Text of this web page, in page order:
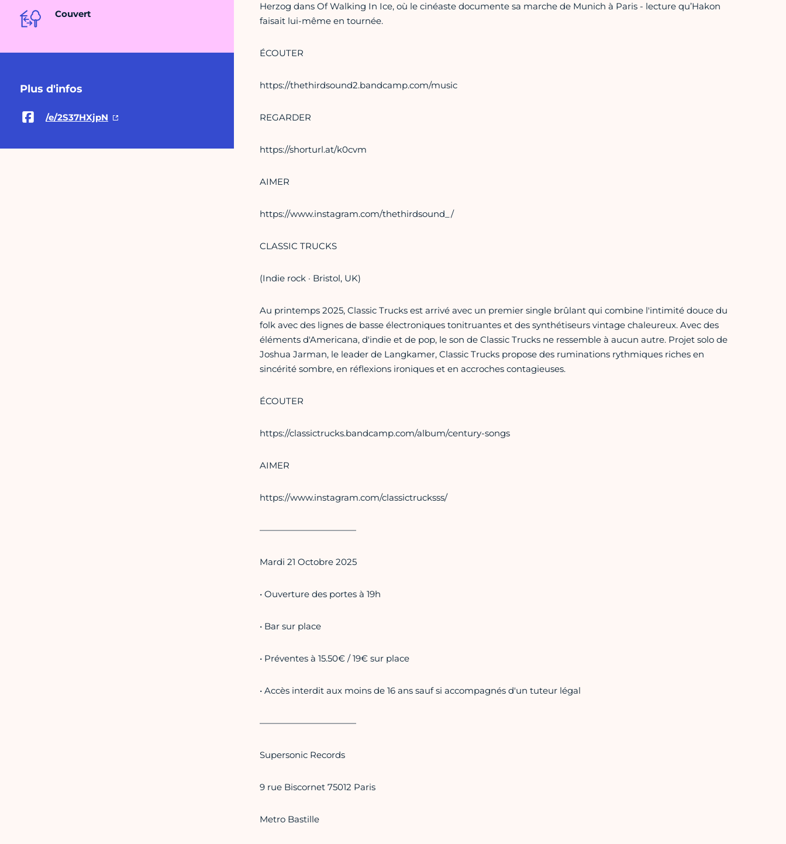
Couvert
Plus d'infos
/e/2S37HXjpN
Herzog dans Of Walking In Ice, où le cinéaste documente sa marche de Munich à Paris - lecture qu’Hakon
faisait lui-même en tournée.
ÉCOUTER
https://thethirdsound2.bandcamp.com/music
REGARDER
https://shorturl.at/k0cvm
AIMER
https://www.instagram.com/thethirdsound_/
CLASSIC TRUCKS
(Indie rock · Bristol, UK)
Au printemps 2025, Classic Trucks est arrivé avec un premier single brûlant qui combine l'intimité douce du
folk avec des lignes de basse électroniques tonitruantes et des synthétiseurs vintage chaleureux. Avec des
éléments d'Americana, d'indie et de pop, le son de Classic Trucks ne ressemble à aucun autre. Projet solo de
Joshua Jarman, le leader de Langkamer, Classic Trucks propose des ruminations rythmiques riches en
sincérité sombre, en réflexions ironiques et en accroches contagieuses.
ÉCOUTER
https://classictrucks.bandcamp.com/album/century-songs
AIMER
https://www.instagram.com/classictrucksss/
———————————
Mardi 21 Octobre 2025
• Ouverture des portes à 19h
• Bar sur place
• Préventes à 15.50€ / 19€ sur place
• Accès interdit aux moins de 16 ans sauf si accompagnés d'un tuteur légal
———————————
Supersonic Records
9 rue Biscornet 75012 Paris
Metro Bastille